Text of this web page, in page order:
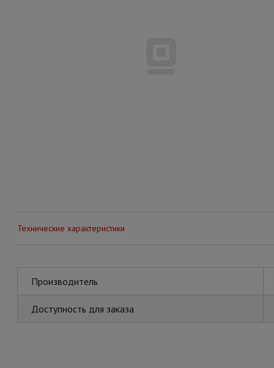
Технические характеристики
Производитель
Доступность для заказа